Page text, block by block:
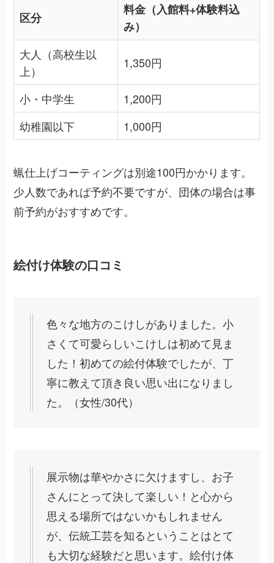
区分
料金（入館料+体験料込
み）
大人（高校生以
上）
1,350円
小・中学生
1,200円
幼稚園以下
1,000円
蝋仕上げコーティングは別途100円かかります。
少人数であれば予約不要ですが、団体の場合は事
前予約がおすすめです。
絵付け体験の口コミ
色々な地方のこけしがありました。小
さくて可愛らしいこけしは初めて見ま
した！初めての絵付体験でしたが、丁
寧に教えて頂き良い思い出になりまし
た。（女性/30代）
展示物は華やかさに欠けますし、お子
さんにとって決して楽しい！と心から
思える場所ではないかもしれません
が、伝統工芸を知るということはとて
も大切な経験だと思います。絵付け体